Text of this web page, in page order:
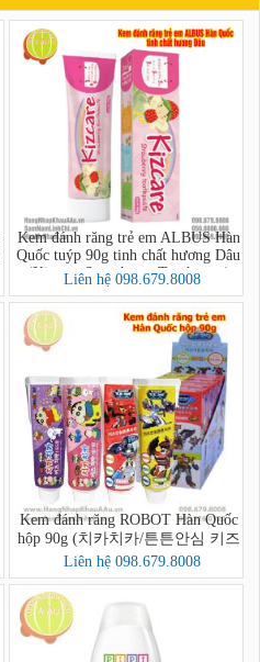
Kem đánh răng trẻ em ALBUS Hàn
Quốc tuýp 90g tinh chất hương Dâu
(Kizcare Strawberry Toothpaste)
Liên hệ 098.679.8008
Kem đánh răng ROBOT Hàn Quốc
hộp 90g (치카치카/튼튼안심 키즈
치약)
Liên hệ 098.679.8008